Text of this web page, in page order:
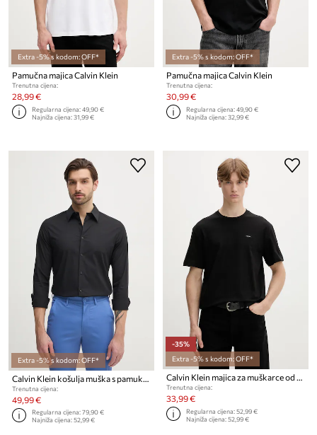
Extra -5% s kodom: OFF*
Pamučna majica Calvin Klein
Trenutna cijena:
28,99 €
Regularna cijena:49,90 €
Najniža cijena:31,99 €
Extra -5% s kodom: OFF*
Pamučna majica Calvin Klein
Trenutna cijena:
30,99 €
Regularna cijena:49,90 €
Najniža cijena:32,99 €
Extra -5% s kodom: OFF*
Calvin Klein košulja muška s pamukom
Trenutna cijena:
49,99 €
Regularna cijena:79,90 €
Najniža cijena:52,99 €
-35%
Extra -5% s kodom: OFF*
Calvin Klein majica za muškarce od pamuka
Trenutna cijena:
33,99 €
Regularna cijena:52,99 €
Najniža cijena:52,99 €